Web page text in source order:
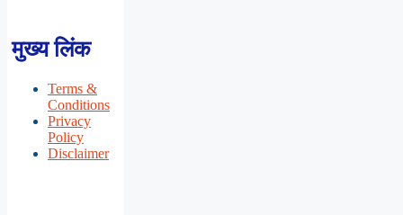
मुख्य लिंक
Terms &
Conditions
Privacy
Policy
Disclaimer